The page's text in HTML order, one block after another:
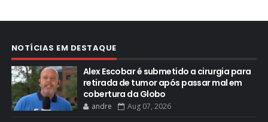
NOTÍCIAS EM DESTAQUE
Alex Escobar é submetido a cirurgia para
retirada de tumor após passar mal em
cobertura da Globo
andre Aug 07, 2026